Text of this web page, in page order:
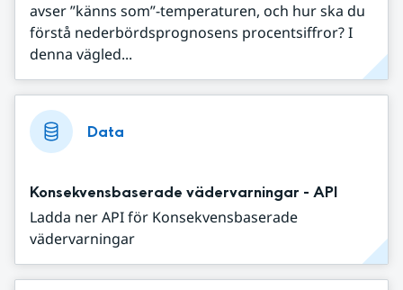
avser ”känns som”-temperaturen, och hur ska du
förstå nederbördsprognosens procentsiffror? I
denna vägled...
Data
Konsekvensbaserade vädervarningar - API
Ladda ner API för Konsekvensbaserade
vädervarningar